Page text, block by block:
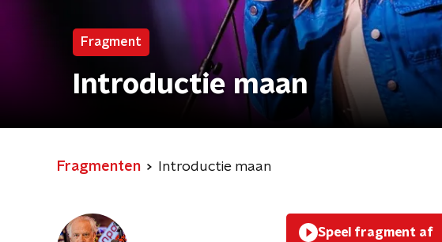
Fragment
Introductie maan
Fragmenten Introductie maan
Speel fragment af